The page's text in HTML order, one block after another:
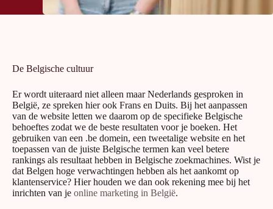
De Belgische cultuur
Er wordt uiteraard niet alleen maar Nederlands gesproken in
België, ze spreken hier ook Frans en Duits. Bij het aanpassen
van de website letten we daarom op de specifieke Belgische
behoeftes zodat we de beste resultaten voor je boeken. Het
gebruiken van een .be domein, een tweetalige website en het
toepassen van de juiste Belgische termen kan veel betere
rankings als resultaat hebben in Belgische zoekmachines. Wist je
dat Belgen hoge verwachtingen hebben als het aankomt op
klantenservice? Hier houden we dan ook rekening mee bij het
inrichten van je online marketing in België.